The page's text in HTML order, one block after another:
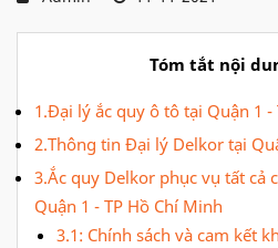
Tóm tắt nội
1.Đại lý ắc quy ô tô tại Quận 1 -
2.Thông tin Đại lý Delkor tại
3.Ắc quy Delkor phục vụ tất cả
Quận 1 - TP Hồ Chí Minh
3.1: Chính sách và cam kết